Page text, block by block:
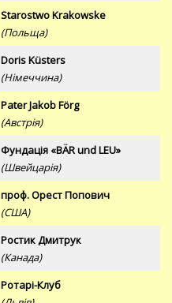
Starostwo Krakowske
(Польща)
Doris Küsters
(Німеччина)
Pater Jakob Förg
(Австрія)
Фундація «BÄR und LEU»
(Швейцарія)
проф. Орест Попович
(США)
Ростик Дмитрук
(Канада)
Ротарі-Клуб